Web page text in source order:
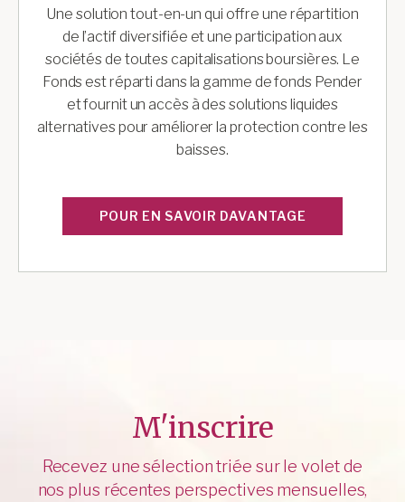
Une solution tout-en-un qui offre une répartition
de l’actif diversifiée et une participation aux
sociétés de toutes capitalisations boursières. Le
Fonds est réparti dans la gamme de fonds Pender
et fournit un accès à des solutions liquides
alternatives pour améliorer la protection contre les
baisses.
POUR EN SAVOIR DAVANTAGE
M'inscrire
Recevez une sélection triée sur le volet de
nos plus récentes perspectives mensuelles,